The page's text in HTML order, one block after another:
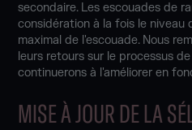
secondaire. Les escouades de
considération à la fois le niveau
maximal de l'escouade. Nous
leurs retours sur le processus
continuerons à l'améliorer en
MISE À JOUR DE LA